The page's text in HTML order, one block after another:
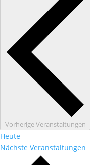
VorherigeVeranstaltungen
Heute
Nächste Veranstaltungen